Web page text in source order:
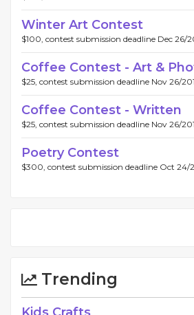
Winter Art Contest
$100, contest submission deadline Dec 26/
Coffee Contest - Art &
$25, contest submission deadline Nov 26/
Coffee Contest - Written
$25, contest submission deadline Nov 26/
Poetry Contest
$300, contest submission deadline Oct 24/
Trending